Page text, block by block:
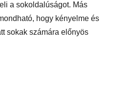
a sokoldalúságot. Más
hogy kényelme és
sokak számára előnyös